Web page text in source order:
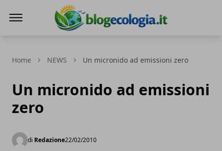
Home NEWS Un micronido ad emissioni zero
Un micronido ad emissioni
zero
di Redazione22/02/2010